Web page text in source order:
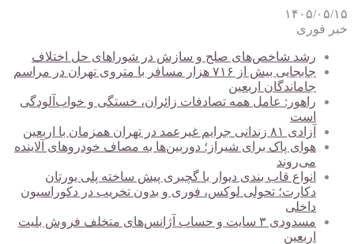
۱۴۰۵/۰۵/۱۵
خبر فوری
رشد شاخص‌های صلح و سازش در شوراهای حل اختلاف
جابجایی بیش از ۷۱۶ هزار مسافر با متروی تهران در مراسم
جاماندگان اربعین
راهور: عامل همه تصادفات زائران، خستگی و خواب‌آلودگی
است
آزادی ۸۱ زندانی جرایم غیرعمد در تهران همزمان با اربعین
هوای پاک برای شیراز؛ دوربین‌ها به مصاف خودروهای آلاینده
می‌روند
انواع قاب بندی دیوار با گچبری پیش ساخته پلی یورتان
دکارت؛ تحولی لوکس، فوری و بدون تخریب در دکوراسیون
داخلی
مسدودی ۳ سایت و حساب آژانس‌های متخلف فروش بلیت
اربعین